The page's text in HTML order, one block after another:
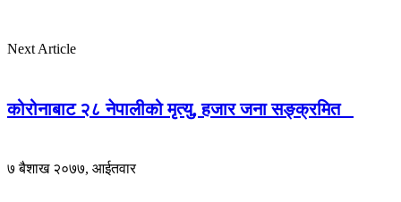
Next Article
कोरोनाबाट २८ नेपालीको मृत्यु, हजार जना सङ्क्रमित
७ बैशाख २०७७, आईतवार